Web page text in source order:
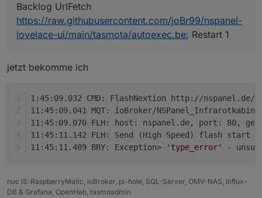
Wenns mit dem Update nicht klappt - tasmota restart und
nochmal - wenn da im log zeichen müll steht - strom aus
10 sekunden warten strom an und nochmal.
Backlog UrlFetch
https://raw.githubusercontent.com/joBr99/nspanel-
lovelace-ui/main/tasmota/autoexec.be; Restart 1
jetzt bekomme ich
1:45:09.032 CMD: FlashNextion http://
11:45:09.041 MQT: ioBroker/NSPanel_Infrarotkabine/
11:45:09.070 FLH: host: nspanel.de, port: 80,
11:45:11.142 FLH: Send (High Speed) flash start
11:45:11.489 BRY: Exception>
'type_error' -
nuc i5: RaspberryMatic, ioBroker, pi-hole, SQL-Server, OMV-NAS, Influx-
DB & Grafana, OpenHab, tasmoadmin